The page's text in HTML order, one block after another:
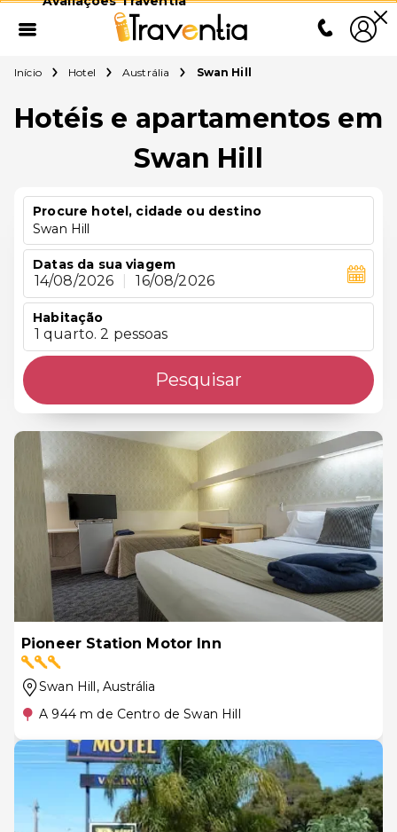
Início Hotel Austrália Swan Hill
Hotéis e apartamentos em
Swan Hill
Procure hotel, cidade ou destino
Swan Hill
Datas da sua viagem
14/08/2026 16/08/2026
Habitação
1 quarto. 2 pessoas
Pesquisar
Pioneer Station Motor Inn
Swan Hill, Austrália
A 944 m de Centro de Swan Hill